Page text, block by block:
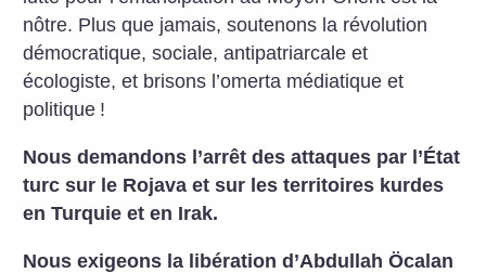
nôtre. Plus que jamais, soutenons la révolution
démocratique, sociale, antipatriarcale et
écologiste, et brisons l’omerta médiatique et
politique !
Nous demandons l’arrêt des attaques par l’État
turc sur le Rojava et sur les territoires kurdes
en Turquie et en Irak.
Nous exigeons la libération d’Abdullah Öcalan